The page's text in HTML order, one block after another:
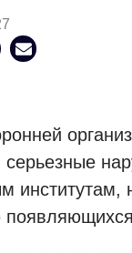
серьезные